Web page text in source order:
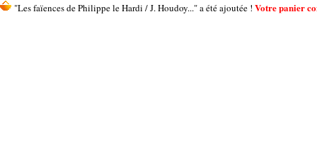
"Les faïences de Philippe le Hardi / J. Houdoy..." a été ajoutée ! Votre panier